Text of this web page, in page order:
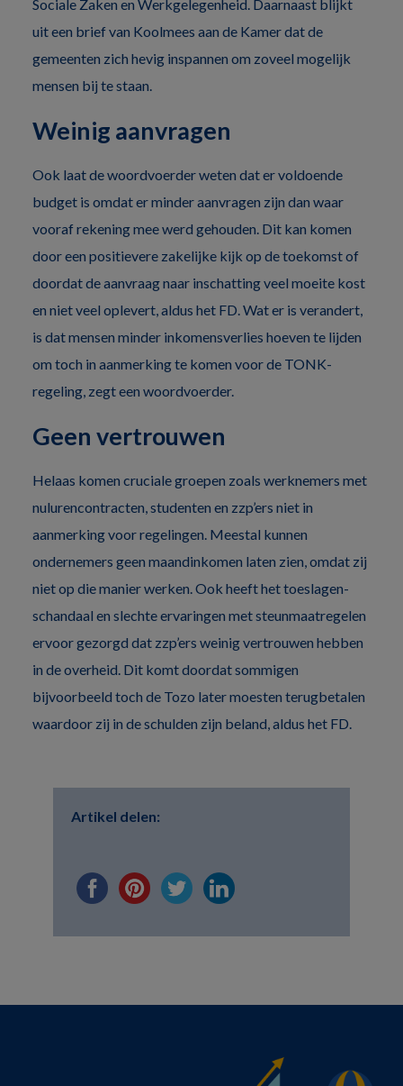
Sociale Zaken en Werkgelegenheid. Daarnaast blijkt
uit een brief van Koolmees aan de Kamer dat de
gemeenten zich hevig inspannen om zoveel mogelijk
mensen bij te staan.
Weinig aanvragen
Ook laat de woordvoerder weten dat er voldoende
budget is omdat er minder aanvragen zijn dan waar
vooraf rekening mee werd gehouden. Dit kan komen
door een positievere zakelijke kijk op de toekomst of
doordat de aanvraag naar inschatting veel moeite kost
en niet veel oplevert, aldus het FD. Wat er is verandert,
is dat mensen minder inkomensverlies hoeven te lijden
om toch in aanmerking te komen voor de TONK-
regeling, zegt een woordvoerder.
Geen vertrouwen
Helaas komen cruciale groepen zoals werknemers met
nulurencontracten, studenten en zzp’ers niet in
aanmerking voor regelingen. Meestal kunnen
ondernemers geen maandinkomen laten zien, omdat zij
niet op die manier werken. Ook heeft het toeslagen-
schandaal en slechte ervaringen met steunmaatregelen
ervoor gezorgd dat zzp’ers weinig vertrouwen hebben
in de overheid. Dit komt doordat sommigen
bijvoorbeeld toch de Tozo later moesten terugbetalen
waardoor zij in de schulden zijn beland, aldus het FD.
Artikel delen: